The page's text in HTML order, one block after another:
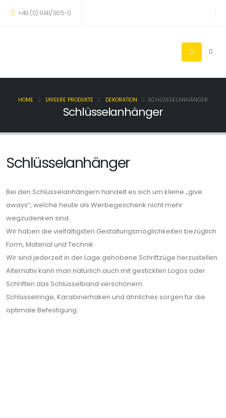
+49 (0) 9141/905-0
Schlüsselanhänger
HOME UNSERE PRODUKTE DEKORATION SCHLÜSSELANHÄNGER
Schlüsselanhänger
Bei den Schlüsselanhängern handelt es sich um kleine „give
aways“, welche heute als Werbegeschenk nicht mehr
wegzudenken sind.
Wir haben die vielfältigsten Gestaltungsmöglichkeiten bezüglich
Form, Material und Technik.
Wir sind jederzeit in der Lage gehobene Schriftzüge herzustellen.
Alternativ kann man natürlich auch mit gestickten Logos oder
Schriften das Schlüsselband verschönern.
Schlüsselringe, Karabinerhaken und ähnliches sorgen für die
optimale Befestigung.